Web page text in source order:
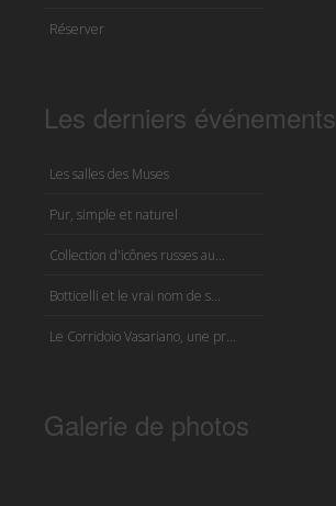
Réserver
Les derniers événements
Les salles des Muses
Pur, simple et naturel
Collection d'icônes russes au...
Botticelli et le vrai nom de s...
Le Corridoio Vasariano, une pr...
Galerie de photos